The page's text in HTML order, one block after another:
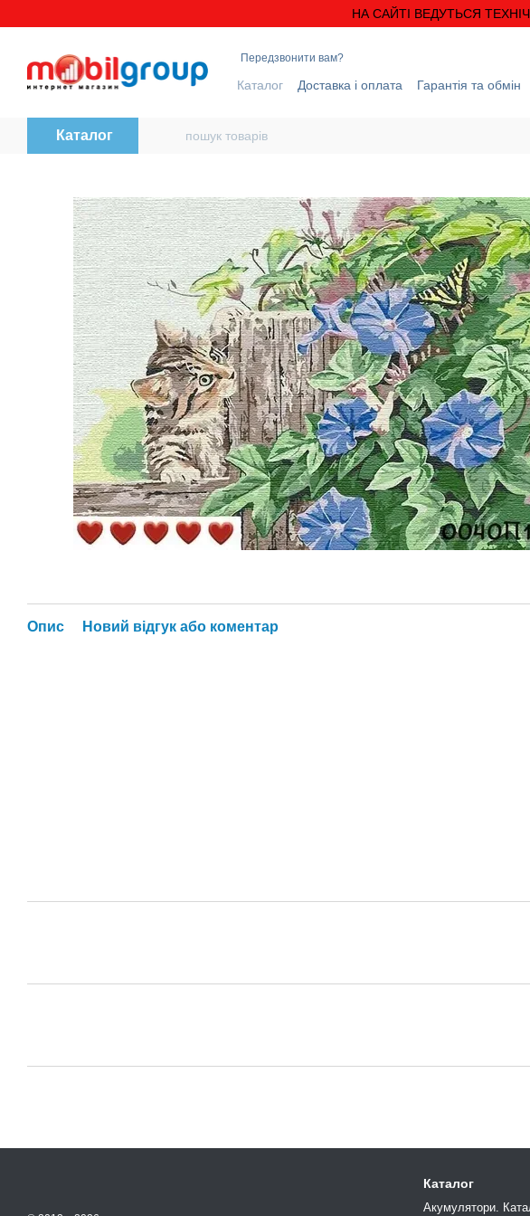
НА САЙТІ ВЕДУТЬСЯ
Передзвонити вам?
Каталог Доставка і оплата Гарантія та обмін
Каталог
Опис Новий відгук або коментар
Каталог
Акумулятори.